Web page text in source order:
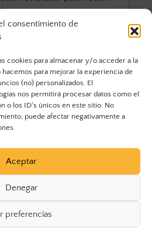
consentimiento de
cookies para almacenar y/o acceder a la
para mejorar la experiencia de
(no) personalizados. El
nos permitirá procesar datos como el
o los ID's únicos en este sitio. No
puede afectar negativamente a
Aceptar
Denegar
preferencias